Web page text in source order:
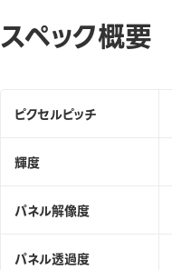
スペック概要
ピクセルピッチ
輝度
パネル解像度
パネル透過度